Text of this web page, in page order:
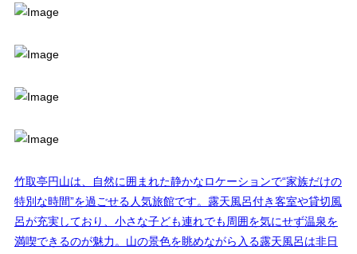
竹取亭円山は、自然に囲まれた静かなロケーションで“家族だけの
特別な時間”を過ごせる人気旅館です。露天風呂付き客室や貸切風
呂が充実しており、小さな子ども連れでも周囲を気にせず温泉を
満喫できるのが魅力。山の景色を眺めながら入る露天風呂は非日